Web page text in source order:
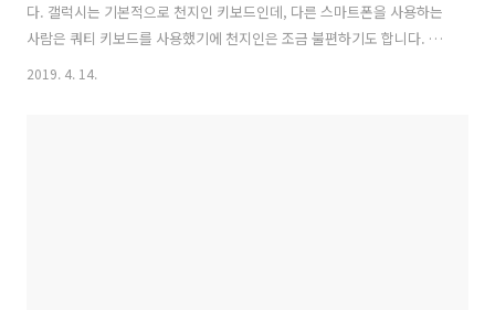
다. 갤럭시는 기본적으로 천지인 키보드인데, 다른 스마트폰을 사용하는
사람은 쿼티 키보드를 사용했기에 천지인은 조금 불편하기도 합니다. 갤
럭시 S10에서 천지인 키보드를 쿼티 키보드로 변경하는 방법입니다. 1.
2019. 4. 14.